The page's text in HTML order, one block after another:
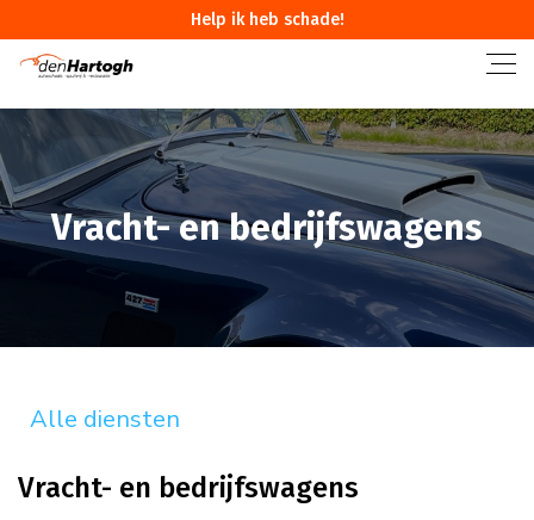
Help ik heb schade!
Vracht- en bedrijfswagens
Alle diensten
Vracht- en bedrijfswagens